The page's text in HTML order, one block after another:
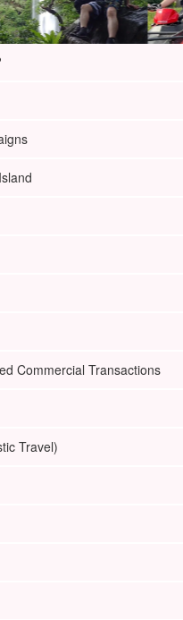
Commercial Transactions
Travel)